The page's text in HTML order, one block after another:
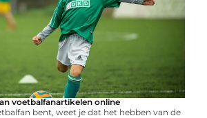
voetbalfanartikelen online
bent, weet je dat het hebben van de